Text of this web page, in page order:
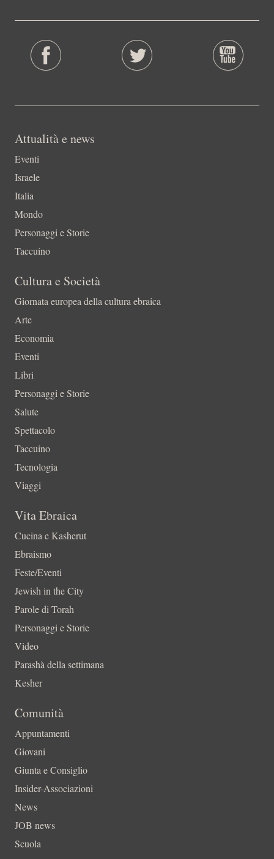
Attualità e news
Eventi
Israele
Italia
Mondo
Personaggi e Storie
Taccuino
Cultura e Società
Giornata europea della cultura ebraica
Arte
Economia
Eventi
Libri
Personaggi e Storie
Salute
Spettacolo
Taccuino
Tecnologia
Viaggi
Vita Ebraica
Cucina e Kasherut
Ebraismo
Feste/Eventi
Jewish in the City
Parole di Torah
Personaggi e Storie
Video
Parashà della settimana
Kesher
Comunità
Appuntamenti
Giovani
Giunta e Consiglio
Insider-Associazioni
News
JOB news
Scuola